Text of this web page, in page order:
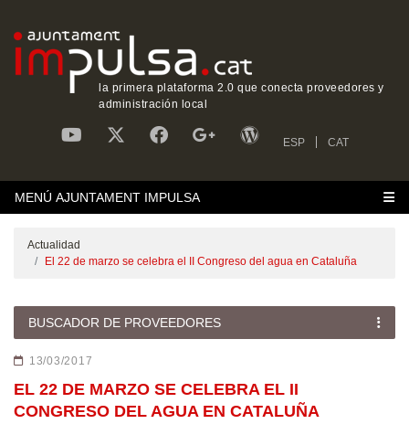
la primera plataforma 2.0 que conecta proveedores y
administración local
ESP CAT
MENÚ AJUNTAMENT IMPULSA
Actualidad
El 22 de marzo se celebra el II Congreso del agua en Cataluña
BUSCADOR DE PROVEEDORES
13/03/2017
EL 22 DE MARZO SE CELEBRA EL II
CONGRESO DEL AGUA EN CATALUÑA